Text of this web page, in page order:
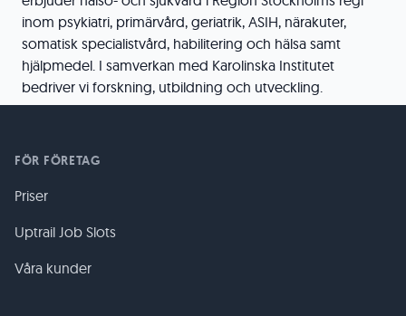
inom psykiatri, primärvård, geriatrik, ASIH, närakuter,
somatisk specialistvård, habilitering och hälsa samt
hjälpmedel. I samverkan med Karolinska Institutet
bedriver vi forskning, utbildning och utveckling.
FÖR FÖRETAG
Priser
Uptrail Job Slots
Våra kunder